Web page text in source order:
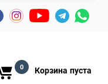
0 Корзина пуста